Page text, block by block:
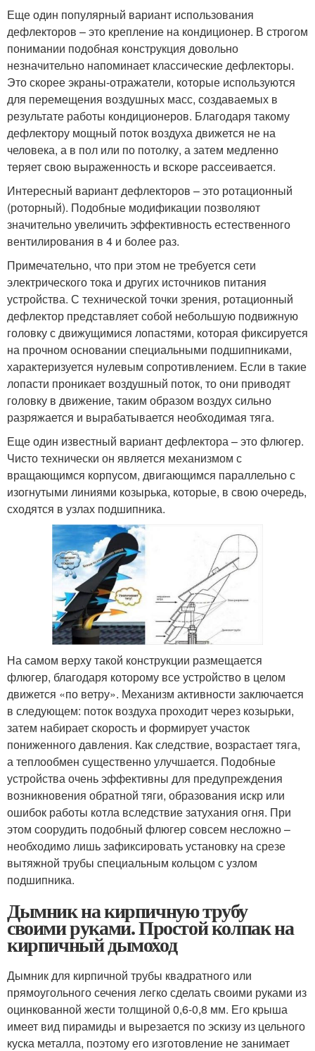
Еще один популярный вариант использования
дефлекторов – это крепление на кондиционер. В строгом
понимании подобная конструкция довольно
незначительно напоминает классические дефлекторы.
Это скорее экраны-отражатели, которые используются
для перемещения воздушных масс, создаваемых в
результате работы кондиционеров. Благодаря такому
дефлектору мощный поток воздуха движется не на
человека, а в пол или по потолку, а затем медленно
теряет свою выраженность и вскоре рассеивается.
Интересный вариант дефлекторов – это ротационный
(роторный). Подобные модификации позволяют
значительно увеличить эффективность естественного
вентилирования в 4 и более раз.
Примечательно, что при этом не требуется сети
электрического тока и других источников питания
устройства. С технической точки зрения, ротационный
дефлектор представляет собой небольшую подвижную
головку с движущимися лопастями, которая фиксируется
на прочном основании специальными подшипниками,
характеризуется нулевым сопротивлением. Если в такие
лопасти проникает воздушный поток, то они приводят
головку в движение, таким образом воздух сильно
разряжается и вырабатывается необходимая тяга.
Еще один известный вариант дефлектора – это флюгер.
Чисто технически он является механизмом с
вращающимся корпусом, двигающимся параллельно с
изогнутыми линиями козырька, которые, в свою очередь,
сходятся в узлах подшипника.
На самом верху такой конструкции размещается
флюгер, благодаря которому все устройство в целом
движется «по ветру». Механизм активности заключается
в следующем: поток воздуха проходит через козырьки,
затем набирает скорость и формирует участок
пониженного давления. Как следствие, возрастает тяга,
а теплообмен существенно улучшается. Подобные
устройства очень эффективны для предупреждения
возникновения обратной тяги, образования искр или
ошибок работы котла вследствие затухания огня. При
этом соорудить подобный флюгер совсем несложно –
необходимо лишь зафиксировать установку на срезе
вытяжной трубы специальным кольцом с узлом
подшипника.
Дымник на кирпичную трубу
своими руками. Простой колпак на
кирпичный дымоход
Дымник для кирпичной трубы квадратного или
прямоугольного сечения легко сделать своими руками из
оцинкованной жести толщиной 0,6-0,8 мм. Его крыша
имеет вид пирамиды и вырезается по эскизу из цельного
куска металла, поэтому его изготовление не занимает